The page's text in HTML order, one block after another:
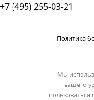
+7 (495) 255-03-21
Политика
Мы
вашего
пользоваться